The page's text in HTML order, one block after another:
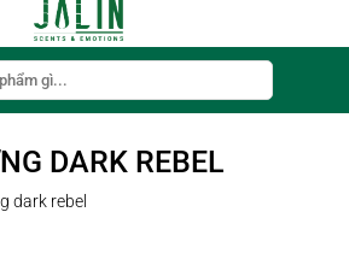
DARK REBEL
dark rebel